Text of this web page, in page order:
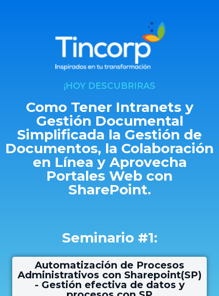
¡HOY DESCUBRIRAS
Como Tener Intranets y
Gestión Documental
Simplificada la Gestión de
Documentos, la Colaboración
en Línea y Aprovecha
Portales Web con
SharePoint.
Seminario #1:
Automatización de Procesos
Administrativos con Sharepoint(SP)
- Gestión efectiva de datos y